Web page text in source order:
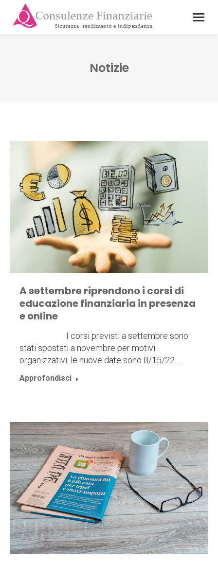
Notizie
A settembre riprendono i corsi di
educazione finanziaria in presenza
e online
I corsi previsti a settembre sono
stati spostati a novembre per motivi
organizzativi. le nuove date sono 8/15/22…
Approfondisci